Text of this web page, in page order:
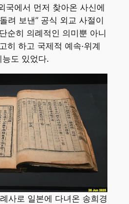
국에서 먼저 찾아온 사신에
려 보낸” 공식 외교 사절이
순히 의례적인 의미뿐 아니
히 하고 국제적 예속·위계
도 있었다.
사로 일본에 다녀온 송희경